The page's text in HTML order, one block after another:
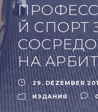
Й СПОРТ
НА
29. DEZEMBER
ИЗДАНИЯ